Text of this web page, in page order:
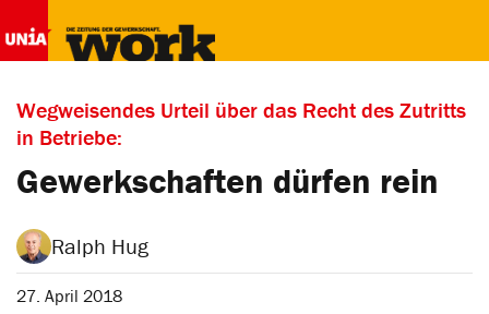
Wegweisendes Urteil über das Recht des Zutritts
in Betriebe:
Gewerkschaften dürfen rein
Ralph Hug
27. April 2018